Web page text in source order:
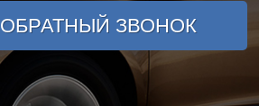
ОБРАТНЫЙ ЗВОНОК